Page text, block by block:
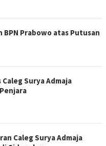
BPN Prabowo atas Putusan
Surya Admaja
Caleg Surya Admaja